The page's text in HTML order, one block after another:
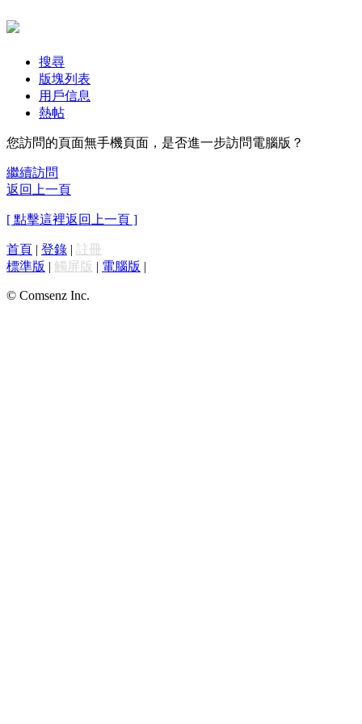
搜尋
版塊列表
用戶信息
熱帖
您訪問的頁面無手機頁面，是否進一步訪問電腦版？
繼續訪問
返回上一頁
[ 點擊這裡返回上一頁 ]
首頁 | 登錄 | 註冊
標準版 | 觸屏版 | 電腦版 |
© Comsenz Inc.